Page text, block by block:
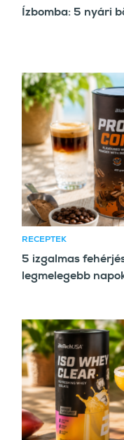
Ízbomba: 5 nyári
RECEPTEK
5 izgalmas
legmelegebb